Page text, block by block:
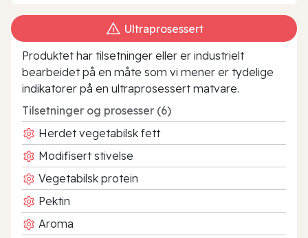
Ultraprosessert
Produktet har tilsetninger eller er industrielt
bearbeidet på en måte som vi mener er tydelige
indikatorer på en ultraprosessert matvare.
Tilsetninger og prosesser (6)
Herdet vegetabilsk fett
Modifisert stivelse
Vegetabilsk protein
Pektin
Aroma